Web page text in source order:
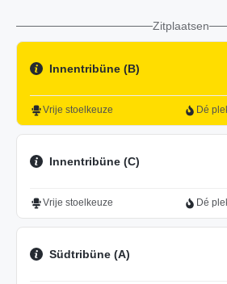
Zitplaatsen
Innentribüne (B)
Vrije stoelkeuze Dé
Innentribüne (C)
Vrije stoelkeuze Dé
Südtribüne (A)